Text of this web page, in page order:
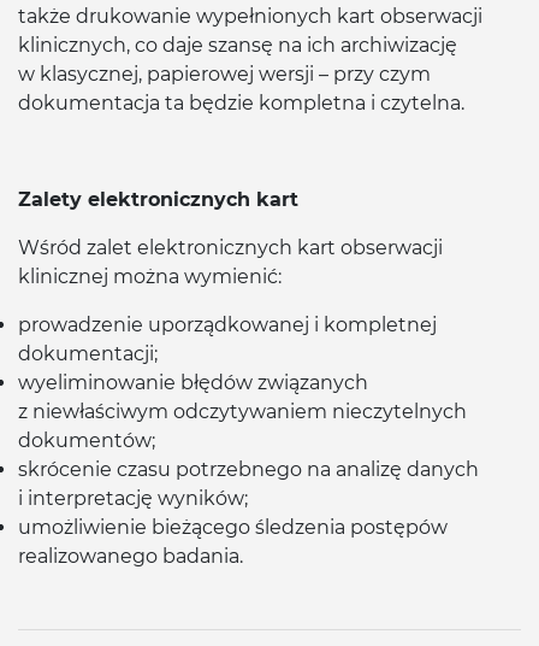
także drukowanie wypełnionych kart obserwacji
klinicznych, co daje szansę na ich archiwizację
w klasycznej, papierowej wersji – przy czym
dokumentacja ta będzie kompletna i czytelna.
Zalety elektronicznych kart
Wśród zalet elektronicznych kart obserwacji
klinicznej można wymienić:
prowadzenie uporządkowanej i kompletnej
dokumentacji;
wyeliminowanie błędów związanych
z niewłaściwym odczytywaniem nieczytelnych
dokumentów;
skrócenie czasu potrzebnego na analizę danych
i interpretację wyników;
umożliwienie bieżącego śledzenia postępów
realizowanego badania.